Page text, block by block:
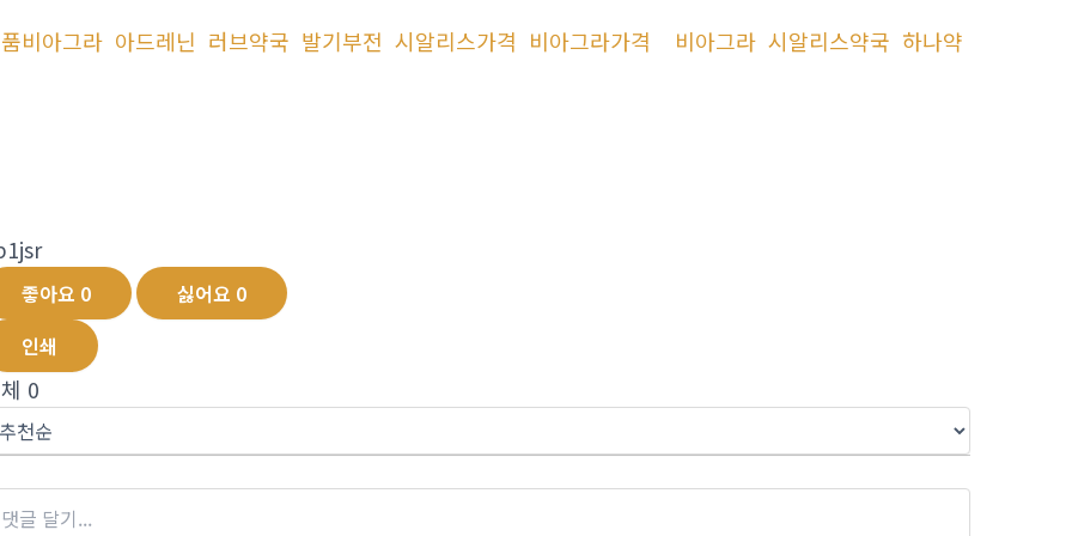
비아그라 아드레닌 러브약국 발기부전 시알리스가격 비아그라가격 비아그라 시알리스약국 하나약
좋아요 0 싫어요 0
인쇄
0